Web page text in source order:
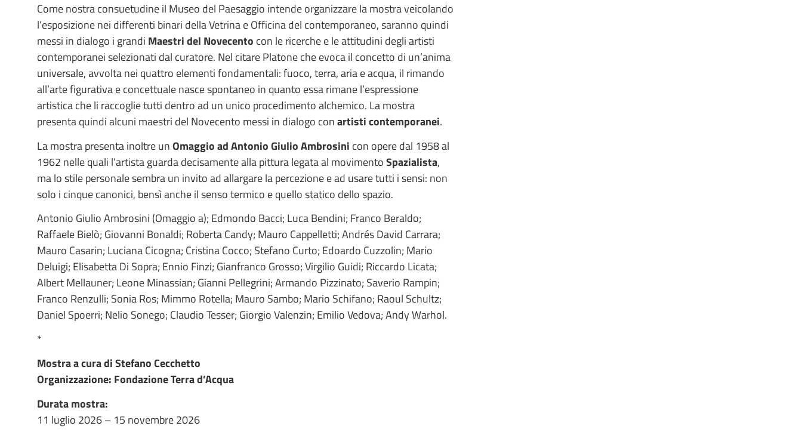
Come nostra consuetudine il Museo del Paesaggio intende organizzare la mostra veicolando
l’esposizione nei differenti binari della Vetrina e Officina del contemporaneo, saranno quindi
messi in dialogo i grandi Maestri del Novecento con le ricerche e le attitudini degli artisti
contemporanei selezionati dal curatore. Nel citare Platone che evoca il concetto di un’anima
universale, avvolta nei quattro elementi fondamentali: fuoco, terra, aria e acqua, il rimando
all’arte figurativa e concettuale nasce spontaneo in quanto essa rimane l’espressione
artistica che li raccoglie tutti dentro ad un unico procedimento alchemico. La mostra
presenta quindi alcuni maestri del Novecento messi in dialogo conartisti contemporanei.
La mostra presenta inoltre unOmaggio ad Antonio Giulio Ambrosini con opere dal 1958 al
1962 nelle quali l’artista guarda decisamente alla pittura legata al movimentoSpazialista,
ma lo stile personale sembra un invito ad allargare la percezione e ad usare tutti i sensi: non
solo i cinque canonici, bensì anche il senso termico e quello statico dello spazio.
Antonio Giulio Ambrosini (Omaggio a); Edmondo Bacci; Luca Bendini; Franco Beraldo;
Raffaele Bielò; Giovanni Bonaldi; Roberta Candy; Mauro Cappelletti; Andrés David Carrara;
Mauro Casarin; Luciana Cicogna; Cristina Cocco; Stefano Curto; Edoardo Cuzzolin; Mario
Deluigi; Elisabetta Di Sopra; Ennio Finzi; Gianfranco Grosso; Virgilio Guidi; Riccardo Licata;
Albert Mellauner; Leone Minassian; Gianni Pellegrini; Armando Pizzinato; Saverio Rampin;
Franco Renzulli; Sonia Ros; Mimmo Rotella; Mauro Sambo; Mario Schifano; Raoul Schultz;
Daniel Spoerri; Nelio Sonego; Claudio Tesser; Giorgio Valenzin; Emilio Vedova; Andy Warhol.
*
Mostra a cura di Stefano Cecchetto
Organizzazione: Fondazione Terra d’Acqua
Durata mostra:
11 luglio 2026 – 15 novembre 2026